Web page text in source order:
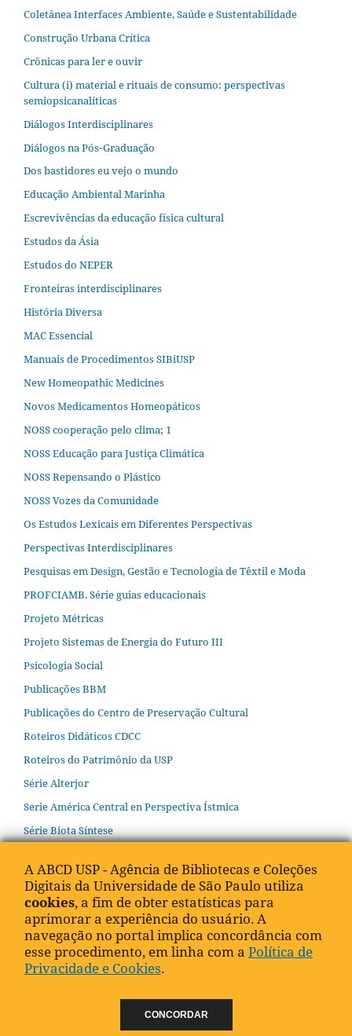
Coletânea Interfaces Ambiente, Saúde e Sustentabilidade
Construção Urbana Crítica
Crônicas para ler e ouvir
Cultura (i) material e rituais de consumo: perspectivas
semiopsicanalíticas
Diálogos Interdisciplinares
Diálogos na Pós‐Graduação
Dos bastidores eu vejo o mundo
Educação Ambiental Marinha
Escrevivências da educação física cultural
Estudos da Ásia​
Estudos do NEPER
Fronteiras interdisciplinares
História Diversa
MAC Essencial
Manuais de Procedimentos SIBiUSP
New Homeopathic Medicines
Novos Medicamentos Homeopáticos
NOSS cooperação pelo clima; 1
NOSS Educação para Justiça Climática
NOSS Repensando o Plástico
NOSS Vozes da Comunidade
Os Estudos Lexicais em Diferentes Perspectivas
Perspectivas Interdisciplinares
Pesquisas em Design, Gestão e Tecnologia de Têxtil e Moda
PROFCIAMB. Série guias educacionais
Projeto Métricas
Projeto Sistemas de Energia do Futuro III
Psicologia Social
Publicações BBM
Publicações do Centro de Preservação Cultural
Roteiros Didáticos CDCC
Roteiros do Patrimônio da USP
Série Alterjor
Serie América Central en Perspectiva Ístmica
Série Biota Síntese
Série Cadernos Pedagógicos
Série Cadernos TUSP
Série Coletânea de Atualidades em Zootecnia
Série Da Irlanda para o Brasil
Série Diálogos Avançados
A ABCD USP - Agência de Bibliotecas e Coleções
Digitais da Universidade de São Paulo utiliza
cookies, a fim de obter estatísticas para
aprimorar a experiência do usuário. A
navegação no portal implica concordância com
esse procedimento, em linha com a Política de
Privacidade e Cookies.
CONCORDAR